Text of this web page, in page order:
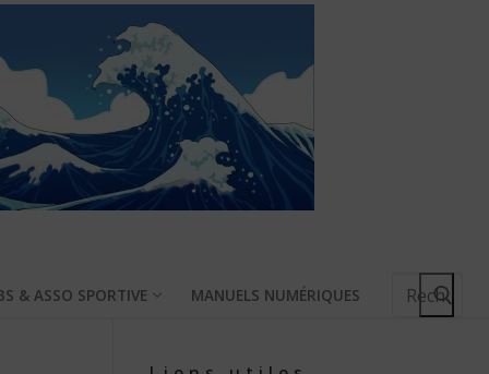
& ASSO SPORTIVE MANUELS NUMÉRIQUES
Rechercher